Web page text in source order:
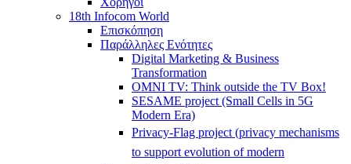
18th Infocom World
Επισκόπηση
Παράλληλες Ενότητες
Digital Marketing & Business
Transformation
OMNI TV: Think outside the TV Box!
SESAME project (Small Cells in 5G
Modern Era)
Privacy-Flag project (privacy mechanisms
to support evolution of modern